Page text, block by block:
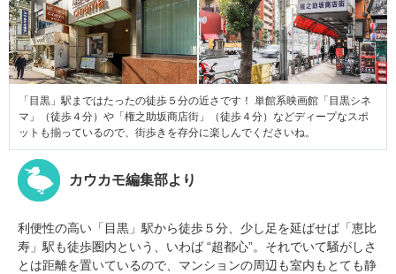
「目黒」駅まではたったの徒歩５分の近さです！ 単館系映画館「目黒シネ
マ」（徒歩４分）や「権之助坂商店街」（徒歩４分）などディープなスポ
ットも揃っているので、街歩きを存分に楽しんでくださいね。
カウカモ編集部より
利便性の高い「目黒」駅から徒歩５分、少し足を延ばせば「恵比
寿」駅も徒歩圏内という、いわば “超都心”。それでいて騒がしさ
とは距離を置いているので、マンションの周辺も室内もとても静